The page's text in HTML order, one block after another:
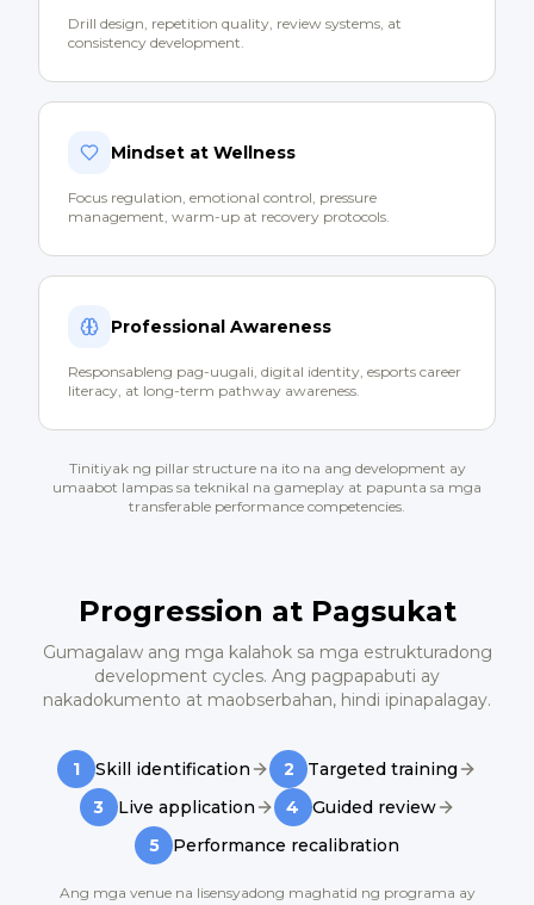
Drill design, repetition quality, review systems, at
consistency development.
Mindset at Wellness
Focus regulation, emotional control, pressure
management, warm-up at recovery protocols.
Professional Awareness
Responsableng pag-uugali, digital identity, esports career
literacy, at long-term pathway awareness.
Tinitiyak ng pillar structure na ito na ang development ay
umaabot lampas sa teknikal na gameplay at papunta sa mga
transferable performance competencies.
Progression at Pagsukat
Gumagalaw ang mga kalahok sa mga estrukturadong
development cycles. Ang pagpapabuti ay
nakadokumento at maobserbahan, hindi ipinapalagay.
1 Skill identification 2
Targeted training
3
Live application 4
Guided review
5
Performance recalibration
Ang mga venue na lisensyadong maghatid ng programa ay